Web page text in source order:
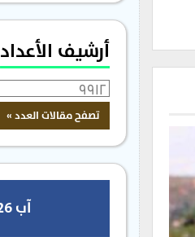
أرشيف الأعداد
آب 2026